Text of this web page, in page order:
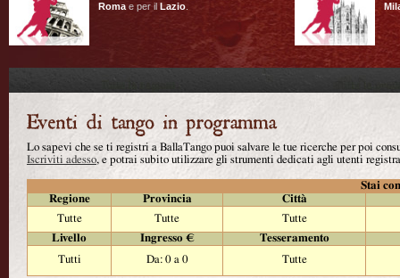
Roma e per il Lazio
Lo sapevi che se ti registri a BallaTango puoi salvare le tue ricerche per poi
Iscriviti adesso, e potrai subito utilizzare gli strumenti dedicati agli utenti
Stai
Regione
Provincia
Città
Tutte
Tutte
Tutte
Livello
Ingresso €
Tesseramento
Tutti
Da: 0 a 0 Tutte